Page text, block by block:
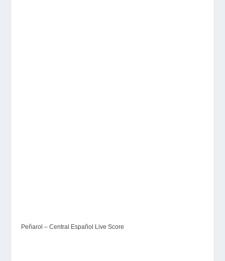
Peñarol – Central Español Live Score